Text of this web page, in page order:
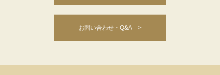
お問い合わせ・Q&A >